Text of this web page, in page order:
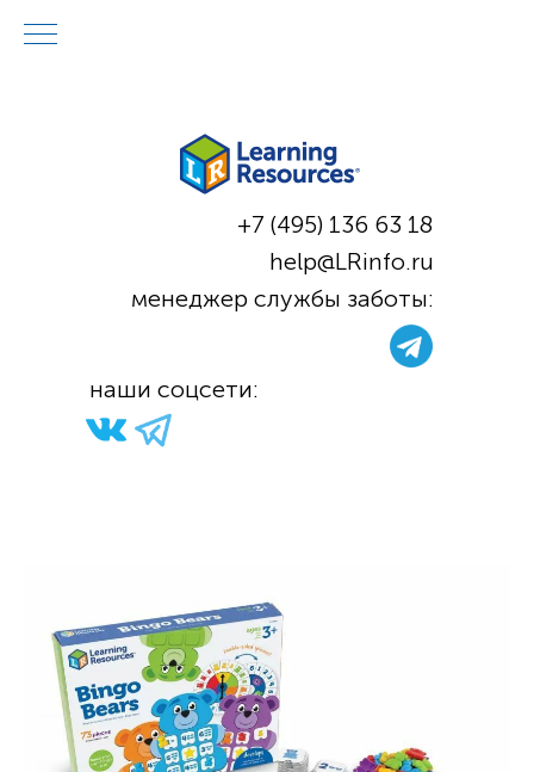
+7 (495) 136 63 18
help@LRinfo.ru
менеджер службы заботы:
наши соцсети: